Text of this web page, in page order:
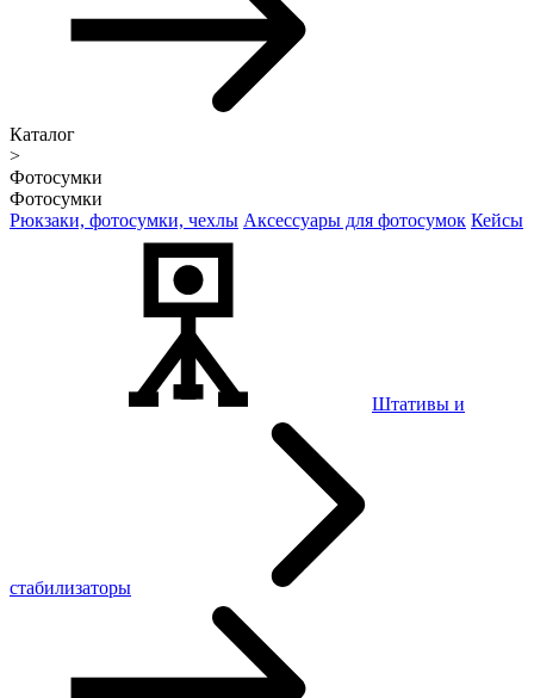
Каталог
>
Фотосумки
Фотосумки
Рюкзаки, фотосумки, чехлы Аксессуары для фотосумок Кейсы
Штативы и
стабилизаторы